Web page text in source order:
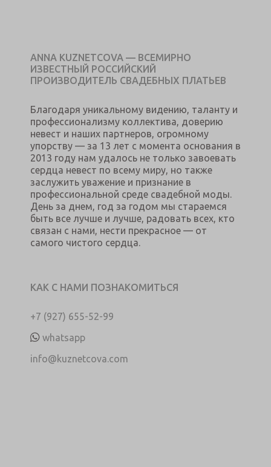
ANNA KUZNETCOVA — ВСЕМИРНО
ИЗВЕСТНЫЙ РОССИЙСКИЙ
ПРОИЗВОДИТЕЛЬ СВАДЕБНЫХ ПЛАТЬЕВ
Благодаря уникальному видению, таланту и
профессионализму коллектива, доверию
невест и наших партнеров, огромному
упорству — за 13 лет с момента основания в
2013 году нам удалось не только завоевать
сердца невест по всему миру, но также
заслужить уважение и признание в
профессиональной среде свадебной моды.
День за днем, год за годом мы стараемся
быть все лучше и лучше, радовать всех, кто
связан с нами, нести прекрасное — от
самого чистого сердца.
КАК С НАМИ ПОЗНАКОМИТЬСЯ
+7 (927) 655-52-99
whatsapp
info@kuznetcova.com